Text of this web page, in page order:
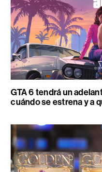
GTA 6 tendrá un
cuándo se estrena y a